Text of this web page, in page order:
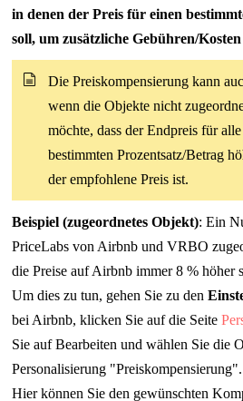
in denen der Preis für einen
soll, um zusätzliche Gebühren/
Die Preiskompensierung kann
wenn die Objekte nicht
möchte, dass der Endpreis für
bestimmten Prozentsatz/Betrag
der empfohlene Preis ist.
Beispiel (zugeordnetes Objekt): Ein
PriceLabs von Airbnb und VRBO
die Preise auf Airbnb immer 8 % höher
Um dies zu tun, gehen Sie zu den
bei Airbnb, klicken Sie auf die Seite
Sie auf Bearbeiten und wählen Sie die
Personalisierung "Preiskompensierung".
Hier können Sie den gewünschten